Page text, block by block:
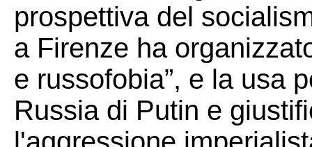
prospettiva del
a Firenze ha
e russofobia”, e la usa
Russia di Putin e